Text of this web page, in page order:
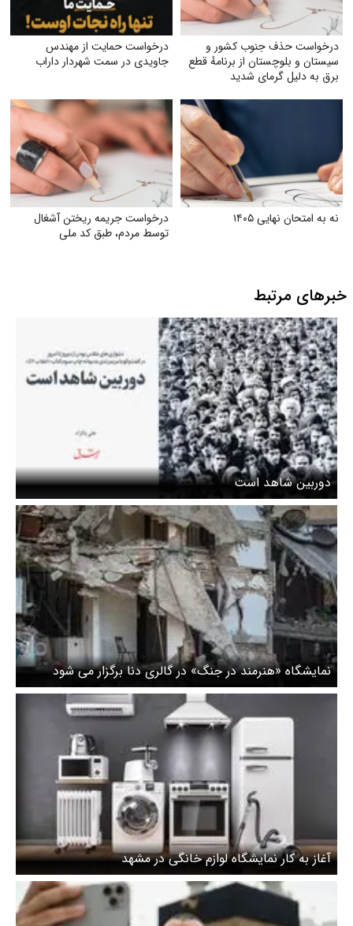
درخواست حذف جنوب کشور و
سیستان و بلوچستان از برنامهٔ قطع
برق به دلیل گرمای شدید
درخواست حمایت از مهندس
جاویدی در سمت شهردار داراب
نه به امتحان نهایی ۱۴۰۵
درخواست جریمه ریختن آشغال
توسط مردم، طبق کد ملی
خبرهای مرتبط
دوربین شاهد است
نمایشگاه «هنرمند در جنگ» در گالری دنا برگزار می شود
آغاز به کار نمایشگاه لوازم خانگی در مشهد